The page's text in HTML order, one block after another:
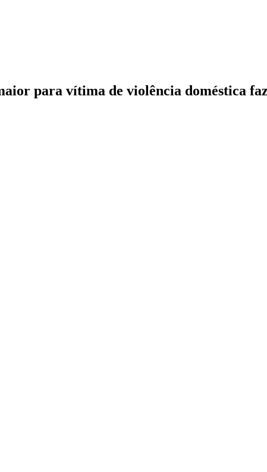
para vítima de violência doméstica